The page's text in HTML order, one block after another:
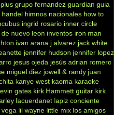
grupo fernandez guardian guia
handel himnos nacionales how to
ingrid rosario inner circle
nuevo leon inventos iron man
ivan arana j alvarez jack white
jennifer hudson jennifer lopez
jesus ojeda jesús adrian romero
miguel diez jowell & randy juan
kanye west kaoma karaoke
gates kirk Hammett guitar kirk
lacuerdanet lapiz conciente
vega lil wayne little mix los amigos